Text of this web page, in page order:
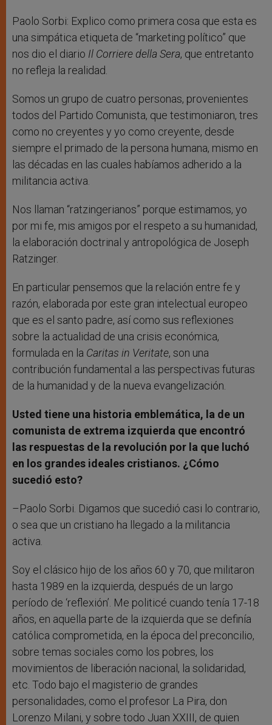
Paolo Sorbi: Explico como primera cosa que esta es
una simpática etiqueta de “marketing político” que
nos dio el diario Il Corriere della Sera, que entretanto
no refleja la realidad.
Somos un grupo de cuatro personas, provenientes
todos del Partido Comunista, que testimoniaron, tres
como no creyentes y yo como creyente, desde
siempre el primado de la persona humana, mismo en
las décadas en las cuales habíamos adherido a la
militancia activa.
Nos llaman “ratzingerianos” porque estimamos, yo
por mi fe, mis amigos por el respeto a su humanidad,
la elaboración doctrinal y antropológica de Joseph
Ratzinger.
En particular pensemos que la relación entre fe y
razón, elaborada por este gran intelectual europeo
que es el santo padre, así como sus reflexiones
sobre la actualidad de una crisis económica,
formulada en la Caritas in Veritate, son una
contribución fundamental a las perspectivas futuras
de la humanidad y de la nueva evangelización.
Usted tiene una historia emblemática, la de un
comunista de extrema izquierda que encontró
las respuestas de la revolución por la que luchó
en los grandes ideales cristianos. ¿Cómo
sucedió esto?
–Paolo Sorbi. Digamos que sucedió casi lo contrario,
o sea que un cristiano ha llegado a la militancia
activa.
Soy el clásico hijo de los años 60 y 70, que militaron
hasta 1989 en la izquierda, después de un largo
período de ‘reflexión’. Me politicé cuando tenía 17-18
años, en aquella parte de la izquierda que se definía
católica comprometida, en la época del preconcilio,
sobre temas sociales como los pobres, los
movimientos de liberación nacional, la solidaridad,
etc. Todo bajo el magisterio de grandes
personalidades, como el profesor La Pira, don
Lorenzo Milani, y sobre todo Juan XXIII, de quien